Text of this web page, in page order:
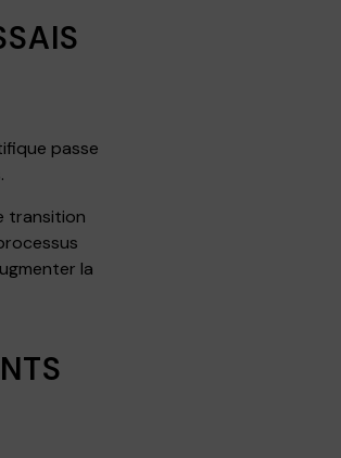
passe
transition
la